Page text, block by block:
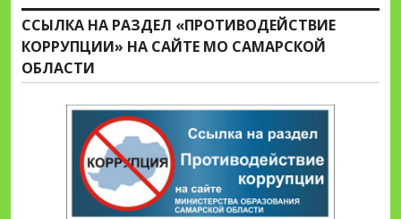
ССЫЛКА НА РАЗДЕЛ «ПРОТИВОДЕЙСТВИЕ
КОРРУПЦИИ» НА САЙТЕ МО САМАРСКОЙ
ОБЛАСТИ